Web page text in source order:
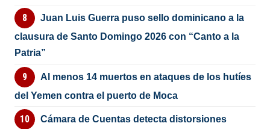
Juan Luis Guerra puso sello dominicano a la
clausura de Santo Domingo 2026 con “Canto a la
Patria”
Al menos 14 muertos en ataques de los hutíes
del Yemen contra el puerto de Moca
Cámara de Cuentas detecta distorsiones